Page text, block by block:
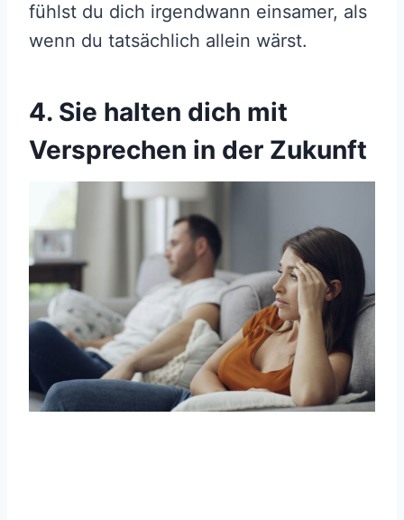
fühlst du dich irgendwann einsamer, als
wenn du tatsächlich allein wärst.
4. Sie halten dich mit
Versprechen in der Zukunft